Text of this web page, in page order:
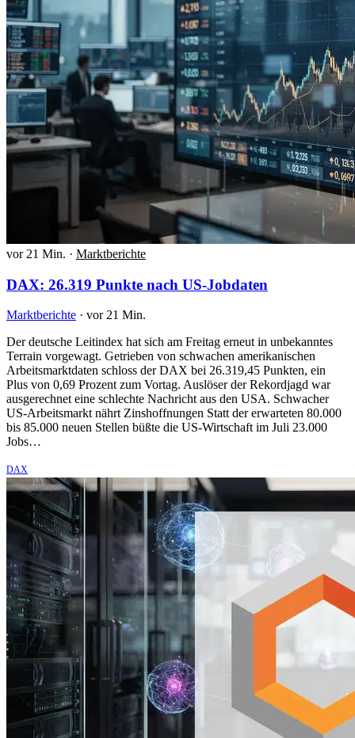
vor 21 Min. · Marktberichte
DAX: 26.319 Punkte nach US-Jobdaten
Marktberichte · vor 21 Min.
Der deutsche Leitindex hat sich am Freitag erneut in unbekanntes
Terrain vorgewagt. Getrieben von schwachen amerikanischen
Arbeitsmarktdaten schloss der DAX bei 26.319,45 Punkten, ein
Plus von 0,69 Prozent zum Vortag. Auslöser der Rekordjagd war
ausgerechnet eine schlechte Nachricht aus den USA. Schwacher
US-Arbeitsmarkt nährt Zinshoffnungen Statt der erwarteten 80.000
bis 85.000 neuen Stellen büßte die US-Wirtschaft im Juli 23.000
Jobs…
DAX